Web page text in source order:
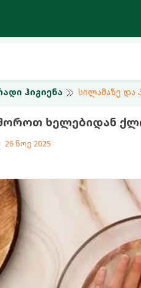
ჰიგიენა სილამაზე და
ხელებიდან
26 ნოე 2025